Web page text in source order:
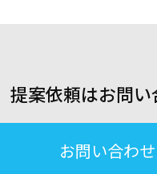
提案依頼はお問
お問い合わせ